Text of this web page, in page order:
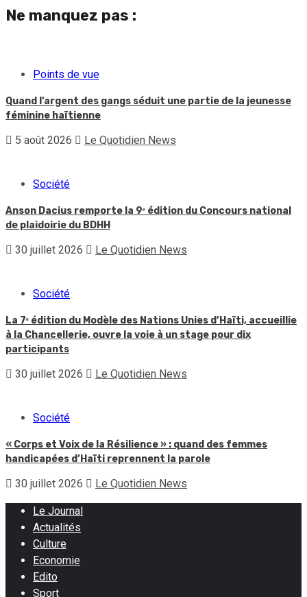
Ne manquez pas :
Points de vue
Quand l’argent des gangs séduit une partie de la jeunesse
féminine haïtienne
5 août 2026 Le Quotidien News
Société
Anson Dacius remporte la 9ᵉ édition du Concours national
de plaidoirie du BDHH
30 juillet 2026 Le Quotidien News
Société
La 7ᵉ édition du Modèle des Nations Unies d’Haïti, accueillie
à la Chancellerie, ouvre la voie à un stage pour dix
participants
30 juillet 2026 Le Quotidien News
Société
« Corps et Voix de la Résilience » : quand des femmes
handicapées d’Haïti reprennent la parole
30 juillet 2026 Le Quotidien News
Le Journal
Actualités
Culture
Economie
Edito
Sport